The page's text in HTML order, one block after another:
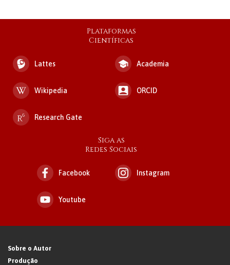
Plataformas
Científicas
Lattes Academia
Wikipedia ORCID
Research Gate
Siga as
Redes Sociais
Facebook Instagram
Youtube
Sobre o Autor
Produção